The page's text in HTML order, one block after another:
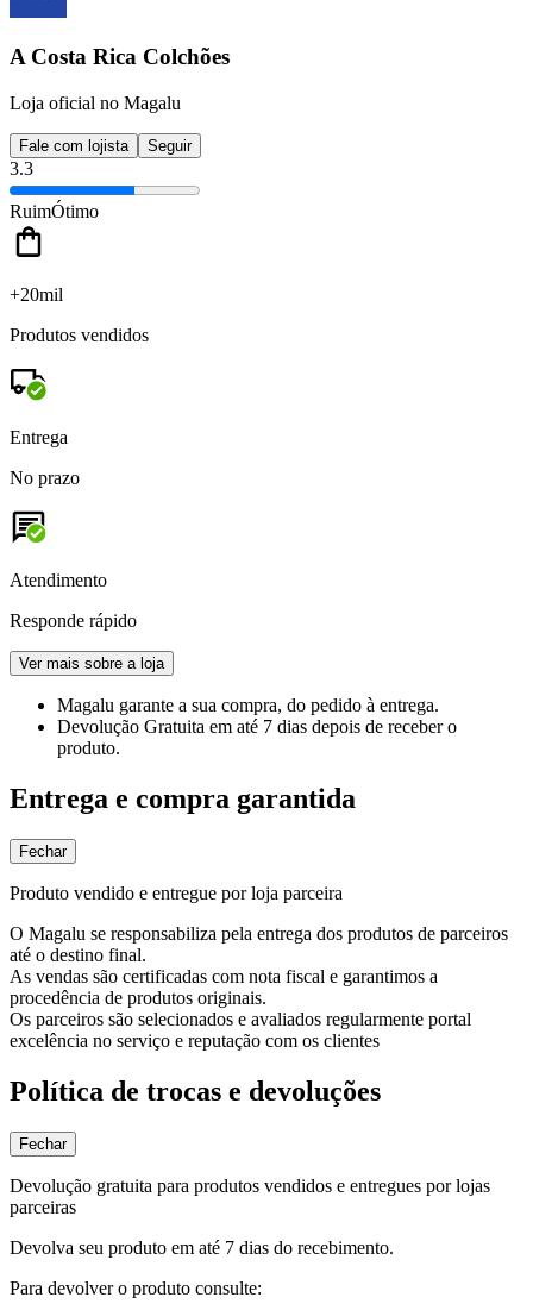
A Costa Rica Colchões
Loja oficial no Magalu
Fale com lojista Seguir
3.3
RuimÓtimo
+20mil
Produtos vendidos
Entrega
No prazo
Atendimento
Responde rápido
Ver mais sobre a loja
Magalu garante a sua compra, do pedido à entrega.
Devolução Gratuita em até 7 dias depois de receber o
produto.
Entrega e compra garantida
Fechar
Produto vendido e entregue por loja parceira
O Magalu se responsabiliza pela entrega dos produtos de parceiros
até o destino final.
As vendas são certificadas com nota fiscal e garantimos a
procedência de produtos originais.
Os parceiros são selecionados e avaliados regularmente portal
excelência no serviço e reputação com os clientes
Política de trocas e devoluções
Fechar
Devolução gratuita para produtos vendidos e entregues por lojas
parceiras
Devolva seu produto em até 7 dias do recebimento.
Para devolver o produto consulte: